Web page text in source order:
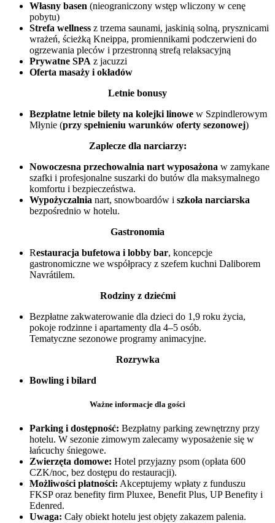
Własny basen (nieograniczony wstęp wliczony w cenę
pobytu)
Strefa wellness z trzema saunami, jaskinią solną, prysznicami
wrażeń, ścieżką Kneippa, promiennikami podczerwieni do
ogrzewania pleców i przestronną strefą relaksacyjną
Prywatne SPA z jacuzzi
Oferta masaży i okładów
Letnie bonusy
Bezpłatne letnie bilety na kolejki linowe w Szpindlerowym
Młynie (przy spełnieniu warunków oferty sezonowej)
Zaplecze dla narciarzy:
Nowoczesna przechowalnia nart wyposażona w zamykane
szafki i profesjonalne suszarki do butów dla maksymalnego
komfortu i bezpieczeństwa.
Wypożyczalnia nart, snowboardów i szkoła narciarska
bezpośrednio w hotelu.
Gastronomia
Restauracja bufetowa i lobby bar, koncepcje
gastronomiczne we współpracy z szefem kuchni Daliborem
Navrátilem.
Rodziny z dziećmi
Bezpłatne zakwaterowanie dla dzieci do 1,9 roku życia,
pokoje rodzinne i apartamenty dla 4–5 osób.
Tematyczne sezonowe programy animacyjne.
Rozrywka
Bowling i bilard
Ważne informacje dla gości
Parking i dostępność: Bezpłatny parking zewnętrzny przy
hotelu. W sezonie zimowym zalecamy wyposażenie się w
łańcuchy śniegowe.
Zwierzęta domowe: Hotel przyjazny psom (opłata 600
CZK/noc, bez dostępu do restauracji).
Możliwości płatności: Akceptujemy wpłaty z funduszu
FKSP oraz benefity firm Pluxee, Benefit Plus, UP Benefity i
Edenred.
Uwaga: Cały obiekt hotelu jest objęty zakazem palenia.